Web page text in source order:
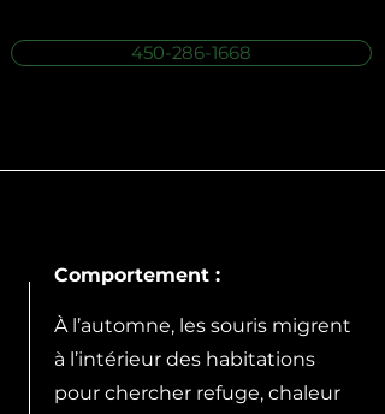
450-286-1668
Comportement :
À l’automne, les souris migrent
à l’intérieur des habitations
pour chercher refuge, chaleur